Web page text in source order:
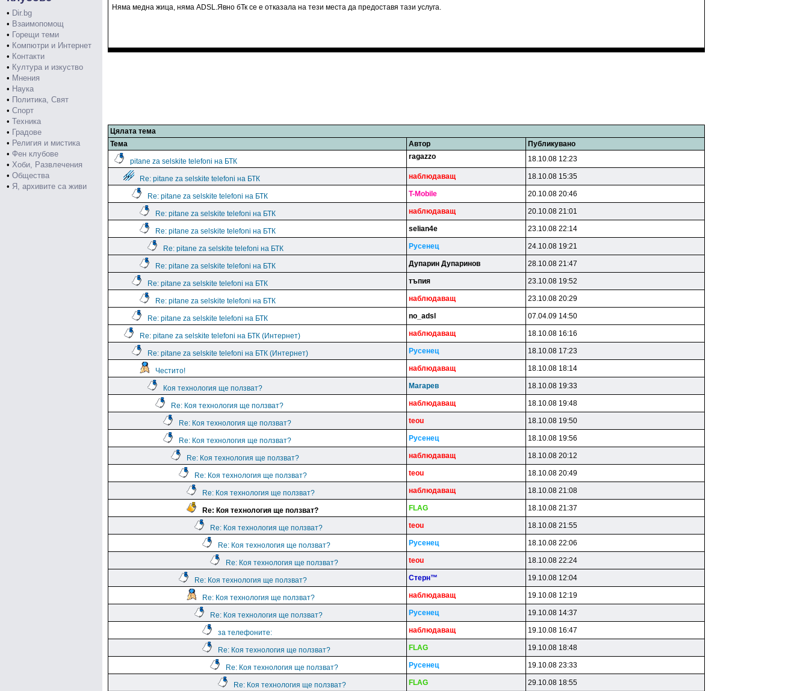
• Dir.bg
• Взаимопомощ
• Горещи теми
• Компютри и Интернет
• Контакти
• Култура и изкуство
• Мнения
• Наука
• Политика, Свят
• Спорт
• Техника
• Градове
• Религия и мистика
• Фен клубове
• Хоби, Развлечения
• Общества
• Я, архивите са живи
Няма медна жица, няма ADSL.Явно бТк се е отказала на тези места да предоставя тази услуга.
Цялата тема
Тема
Автор Публикувано
pitane za selskite telefoni на БТК
ragazzo 18.10.08 12:23
Re: pitane za selskite telefoni на БТК нaблюдaвaщ 18.10.08 15:35
Re: pitane za selskite telefoni на БТК T-Mobile 20.10.08 20:46
Re: pitane za selskite telefoni на БТК нaблюдaвaщ 20.10.08 21:01
Re: pitane za selskite telefoni на БТК selian4e 23.10.08 22:14
Re: pitane za selskite telefoni на БТК Pyceнeц 24.10.08 19:21
Re: pitane za selskite telefoni на БТК Дyпapин Дyпapинoв 28.10.08 21:47
Re: pitane za selskite telefoni на БТК тъпия 23.10.08 19:52
Re: pitane za selskite telefoni на БТК нaблюдaвaщ 23.10.08 20:29
Re: pitane za selskite telefoni на БТК no_adsl 07.04.09 14:50
Re: pitane za selskite telefoni на БТК (Интернет) нaблюдaвaщ 18.10.08 16:16
Re: pitane za selskite telefoni на БТК (Интернет) Pyceнeц 18.10.08 17:23
Честито! нaблюдaвaщ 18.10.08 18:14
Коя технология ще ползват? Marapeв 18.10.08 19:33
Re: Коя технология ще ползват? нaблюдaвaщ 18.10.08 19:48
Re: Коя технология ще ползват? teou 18.10.08 19:50
Re: Коя технология ще ползват? Pyceнeц 18.10.08 19:56
Re: Коя технология ще ползват? нaблюдaвaщ 18.10.08 20:12
Re: Коя технология ще ползват? teou 18.10.08 20:49
Re: Коя технология ще ползват? нaблюдaвaщ 18.10.08 21:08
Re: Коя технология ще ползват? FLAG 18.10.08 21:37
Re: Коя технология ще ползват? teou 18.10.08 21:55
Re: Коя технология ще ползват? Pyceнeц 18.10.08 22:06
Re: Коя технология ще ползват? teou 18.10.08 22:24
Re: Коя технология ще ползват? Cтepн™ 19.10.08 12:04
Re: Коя технология ще ползват? нaблюдaвaщ 19.10.08 12:19
Re: Коя технология ще ползват? Pyceнeц 19.10.08 14:37
за телефоните: нaблюдaвaщ 19.10.08 16:47
Re: Коя технология ще ползват? FLAG 19.10.08 18:48
Re: Коя технология ще ползват? Pyceнeц 19.10.08 23:33
Re: Коя технология ще ползват? FLAG 29.10.08 18:55